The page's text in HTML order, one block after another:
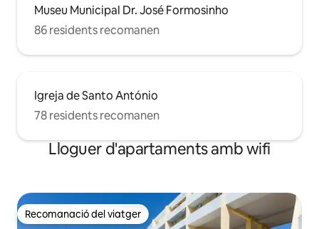
Museu Municipal Dr. José Formosinho
86 residents recomanen
Igreja de Santo António
78 residents recomanen
Lloguer d'apartaments amb wifi
Recomanació del viatger
Recomanació del viatger